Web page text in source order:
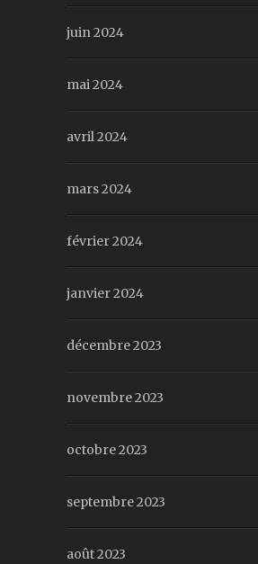
juin 2024
mai 2024
avril 2024
mars 2024
février 2024
janvier 2024
décembre 2023
novembre 2023
octobre 2023
septembre 2023
août 2023